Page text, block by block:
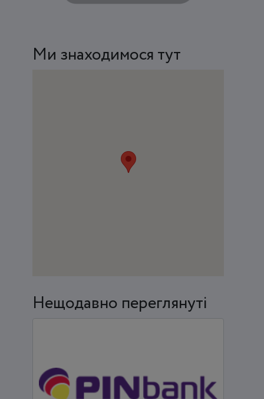
Ми знаходимося тут
Нещодавно переглянуті